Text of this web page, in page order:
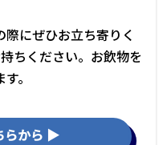
にぜひお立ち寄りく
ちください。お飲物を
。
らから ▶